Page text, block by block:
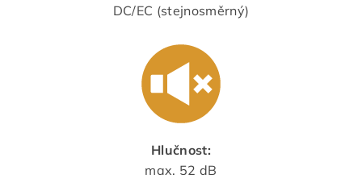
DC/EC (stejnosměrný)
Hlučnost:
max. 52 dB